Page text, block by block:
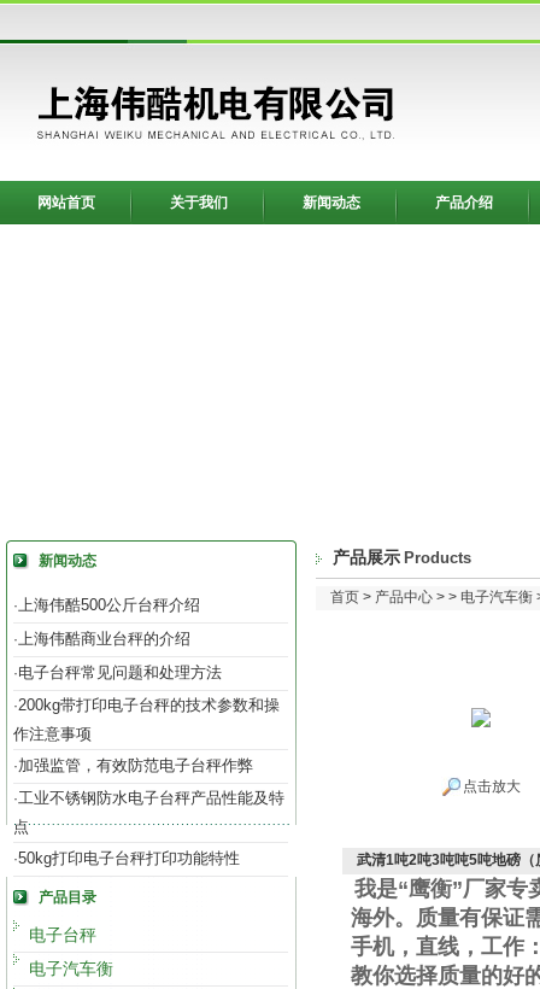
网站首页 关于我们 新闻动态 产品介绍
新闻动态
·上海伟酷500公斤台秤介绍
·上海伟酷商业台秤的介绍
·电子台秤常见问题和处理方法
·200kg带打印电子台秤的技术参数和操
作注意事项
·加强监管，有效防范电子台秤作弊
·工业不锈钢防水电子台秤产品性能及特
点
·50kg打印电子台秤打印功能特性
产品目录
电子台秤
电子汽车衡
产品展示 Products
首页 > 产品中心 > > 电子汽车衡
点击放大
武清1吨2吨3吨吨5吨地磅（
我是“鹰衡”厂家专
海外。质量有保证
手机，直线 ，工作
教你选择质量的好